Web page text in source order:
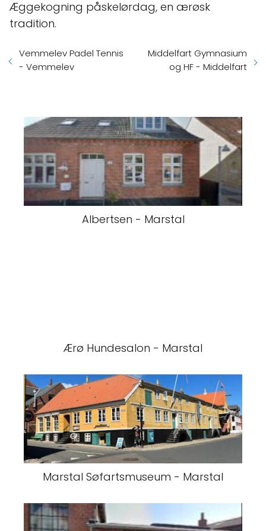
Æggekogning påskelørdag, en ærøsk
tradition.
Vemmelev Padel Tennis
- Vemmelev
Middelfart Gymnasium
og HF - Middelfart
Albertsen - Marstal
Ærø Hundesalon - Marstal
Marstal Søfartsmuseum - Marstal